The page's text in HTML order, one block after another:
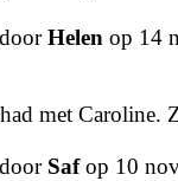
Helen op 14
met Caroline.
Safop 10